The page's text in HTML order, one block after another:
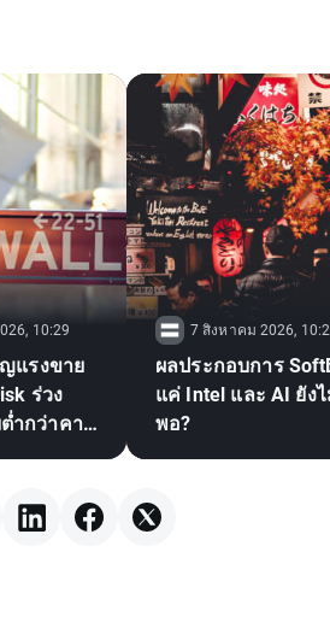
10:29
ญแรงขาย
ร่วง
ำกว่าคาด
7 สิงหาคม 2026,
ผลประกอบการ
แค่ Intel และ AI ยังไ
พอ?